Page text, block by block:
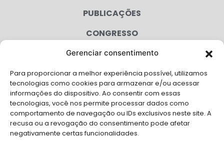
Gerenciar consentimento
Para proporcionar a melhor experiência possível, utilizamos
tecnologias como cookies para armazenar e/ou acessar
informações do dispositivo. Ao consentir com essas
tecnologias, você nos permite processar dados como
comportamento de navegação ou IDs exclusivos neste site. A
recusa ou a revogação do consentimento pode afetar
negativamente certas funcionalidades.
PUBLICAÇÕES
CONGRESSO
AGENDA
CAMPANHAS
SERVIÇOS
FILIADAS
LGPD